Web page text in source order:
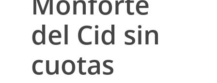
del Cid sin
cuotas